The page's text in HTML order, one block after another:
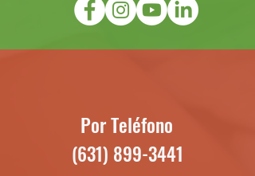
Por Teléfono
(631) 899-3441